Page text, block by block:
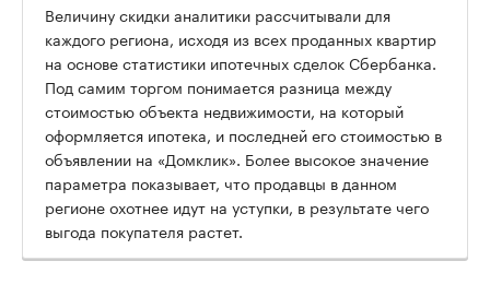
Величину скидки аналитики рассчитывали для
каждого региона, исходя из всех проданных квартир
на основе статистики ипотечных сделок Сбербанка.
Под самим торгом понимается разница между
стоимостью объекта недвижимости, на который
оформляется ипотека, и последней его стоимостью в
объявлении на «Домклик». Более высокое значение
параметра показывает, что продавцы в данном
регионе охотнее идут на уступки, в результате чего
выгода покупателя растет.